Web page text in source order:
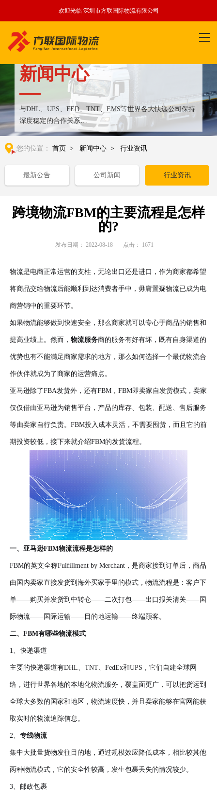
欢迎光临 深圳市方联国际物流有限公司
新闻中心
与DHL、UPS、FED、TNT、EMS等世界各大快递公司保持
深度稳定的合作关系
整合全球优质物流运输资源,满足国内外客户更多个性化需求
您的位置： 首页 > 新闻中心 > 行业资讯
最新公告 公司新闻 行业资讯
跨境物流FBM的主要流程是怎样
的?
发布日期： 2022-08-18 点击： 1671
物流是电商正常运营的支柱，无论出口还是进口，作为商家都希望
将商品交给物流后能顺利到达消费者手中，毋庸置疑物流已成为电
商营销中的重要环节。
如果物流能够做到快速安全，那么商家就可以专心于商品的销售和
提高业绩上。然而， 物流服务商的服务有好有坏，既有自身渠道的
优势也有不能满足商家需求的地方，那么如何选择一个最优物流合
作伙伴就成为了商家的运营痛点。
亚马逊除了FBA发货外，还有FBM，FBM即卖家自发货模式，卖家
仅仅借由亚马逊为销售平台，产品的库存、包装、配送、售后服务
等由卖家自行负责。FBM投入成本灵活，不需要囤货，而且它的前
期投资较低，接下来就介绍FBM的发货流程。
一、亚马逊FBM物流流程是怎样的
FBM的英文全称Fulfillment by Merchant，是商家接到订单后，商品
由国内卖家直接发货到海外买家手里的模式，物流流程是：客户下
单——购买并发货到中转仓——二次打包——出口报关清关——国
际物流——国际运输——目的地运输——终端顾客。
二、FBM有哪些物流模式
1、快递渠道
主要的快递渠道有DHL、TNT、FedEx和UPS，它们自建全球网
络，进行世界各地的本地化物流服务，覆盖面更广，可以把货运到
全球大多数的国家和地区，物流速度快，并且卖家能够在官网能获
取实时的物流追踪信息。
2、 专线物流
集中大批量货物发往目的地，通过规模效应降低成本，相比较其他
两种物流模式，它的安全性较高，发生包裹丢失的情况较少。
3、邮政包裹